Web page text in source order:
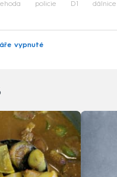
policie D1 dálnice
vypnuté